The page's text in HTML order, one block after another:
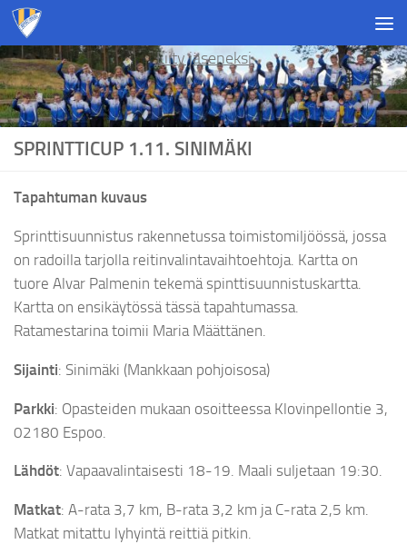
Skip to content
Liity jäseneksi
SPRINTTICUP 1.11. SINIMÄKI
Tapahtuman kuvaus
Sprinttisuunnistus rakennetussa toimistomiljöössä, jossa
on radoilla tarjolla reitinvalintavaihtoehtoja. Kartta on
tuore Alvar Palmenin tekemä spinttisuunnistuskartta.
Kartta on ensikäytössä tässä tapahtumassa.
Ratamestarina toimii Maria Määttänen.
Sijainti: Sinimäki (Mankkaan pohjoisosa)
Parkki: Opasteiden mukaan osoitteessa Klovinpellontie 3,
02180 Espoo.
Lähdöt: Vapaavalintaisesti 18-19. Maali suljetaan 19:30.
Matkat: A-rata 3,7 km, B-rata 3,2 km ja C-rata 2,5 km.
Matkat mitattu lyhyintä reittiä pitkin.